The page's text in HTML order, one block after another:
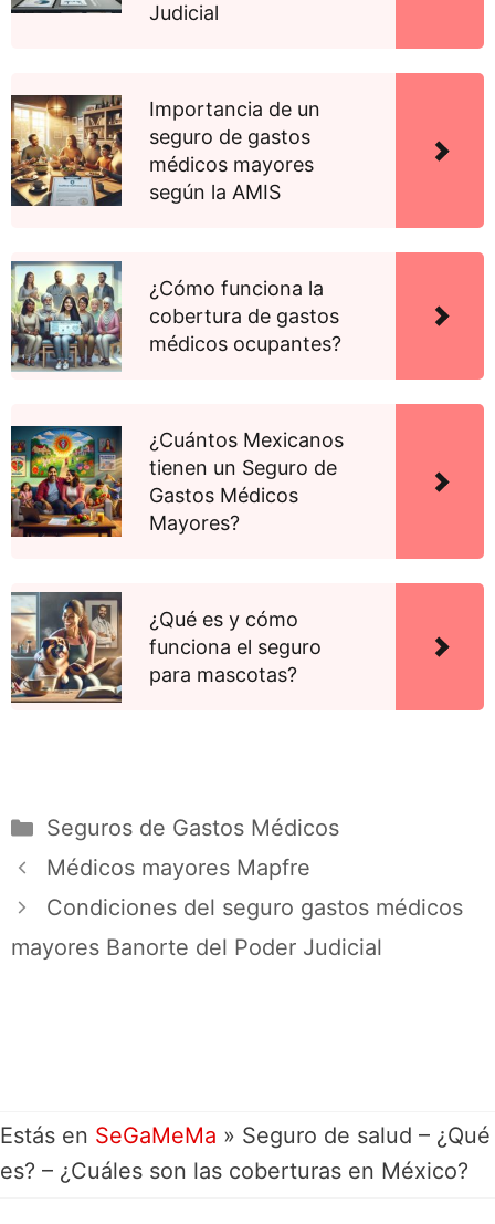
Judicial
Importancia de un
seguro de gastos
médicos mayores
según la AMIS
¿Cómo funciona la
cobertura de gastos
médicos ocupantes?
¿Cuántos Mexicanos
tienen un Seguro de
Gastos Médicos
Mayores?
¿Qué es y cómo
funciona el seguro
para mascotas?
Seguros de Gastos Médicos
Médicos mayores Mapfre
Condiciones del seguro gastos médicos
mayores Banorte del Poder Judicial
Estás en SeGaMeMa » Seguro de salud – ¿Qué
es? – ¿Cuáles son las coberturas en México?